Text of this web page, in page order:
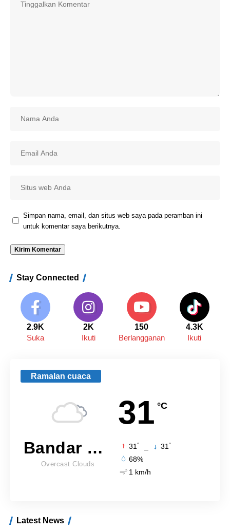
Simpan nama, email, dan situs web saya pada peramban ini
untuk komentar saya berikutnya.
Stay Connected
2.9K
Suka
2K
Ikuti
150
Berlangganan
4.3K
Ikuti
Ramalan cuaca
31 °C
Bandar Lampung
Overcast Clouds
31 ° 31 °
68%
1 km/h
Latest News